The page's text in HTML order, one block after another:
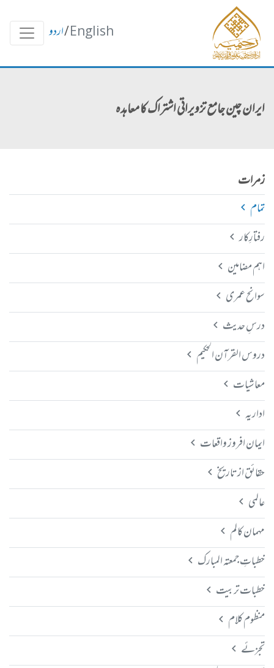
English
/اردو
ایران چین جامع تزویراتی اشتراک کا معاہدہ
زمرات
تمام
رفتارِکار
اہم مضامین
سوانح عمری
درسِ حدیث
دروس القرآن الحکیم
معاشیات
اداریہ
ایمان افروز واقعات
حقائق از تاریخ
عالمی
مہمان کالم
خطباتِ جمعتہ المبارک
خطبات تربیت
منظوم کلام
تجزئے